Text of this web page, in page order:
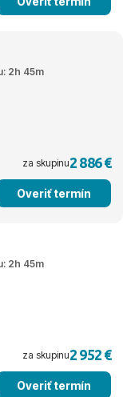
2h 45m
za skupinu2 886 €
Overiť termín
2h 45m
za skupinu2 952 €
Overiť termín